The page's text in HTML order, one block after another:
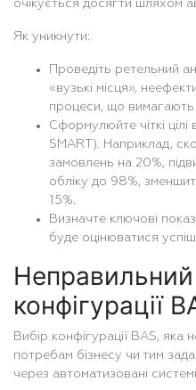
очікується досягти шляхом
Як уникнути:
Проведіть ретельний
«вузькі місця»,
процеси, що вимагають
Сформулюйте чіткі
SMART). Наприклад,
замовлень на 20%,
обліку до 98%,
15%.
Визначте ключові
буде оцінюватися
Неправильний
конфігурації
Вибір конфігурації BAS, яка
потребам бізнесу чи тим
через автоматизовані